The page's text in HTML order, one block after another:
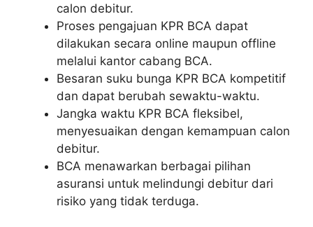
calon debitur.
Proses pengajuan KPR BCA dapat
dilakukan secara online maupun offline
melalui kantor cabang BCA.
Besaran suku bunga KPR BCA kompetitif
dan dapat berubah sewaktu-waktu.
Jangka waktu KPR BCA fleksibel,
menyesuaikan dengan kemampuan calon
debitur.
BCA menawarkan berbagai pilihan
asuransi untuk melindungi debitur dari
risiko yang tidak terduga.